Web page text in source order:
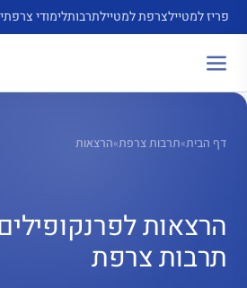
לדלג
לתוכן
פריז למטיילצרפת למטיילתרבותלימודי
דף הבית»תרבות צרפת»הרצאות
הרצאות
תרבות צרפת